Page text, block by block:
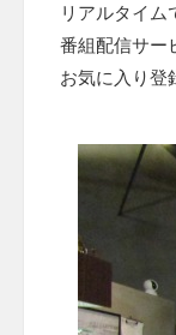
リアルタイム
番組配信サー
お気に入り登